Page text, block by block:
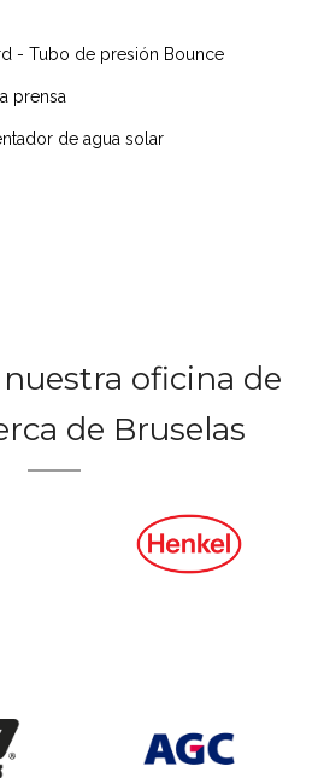
- Tubo de presión Bounce
prensa
de agua solar
oficina de
de Bruselas